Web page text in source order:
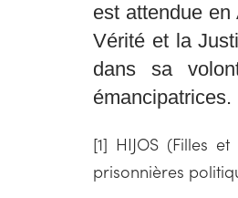
est attendue
Vérité et la
dans sa
émancipatrices.
[1] HIJOS (Filles
prisonnières